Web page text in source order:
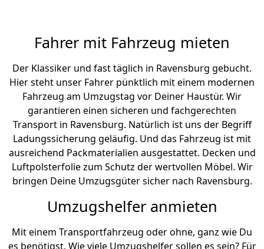
Fahrer mit Fahrzeug mieten
Der Klassiker und fast täglich in Ravensburg gebucht.
Hier steht unser Fahrer pünktlich mit einem modernen
Fahrzeug am Umzugstag vor Deiner Haustür. Wir
garantieren einen sicheren und fachgerechten
Transport in Ravensburg. Natürlich ist uns der Begriff
Ladungssicherung geläufig. Und das Fahrzeug ist mit
ausreichend Packmaterialien ausgestattet. Decken und
Luftpolsterfolie zum Schutz der wertvollen Möbel. Wir
bringen Deine Umzugsgüter sicher nach Ravensburg.
Umzugshelfer anmieten
Mit einem Transportfahrzeug oder ohne, ganz wie Du
es benötigst. Wie viele Umzugshelfer sollen es sein? Für